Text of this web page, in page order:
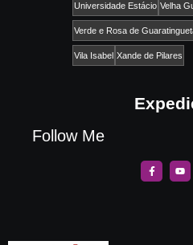
Universidade Estácio Velha
Verde e Rosa de
Vila Isabel Xande de Pilares
Follow Me